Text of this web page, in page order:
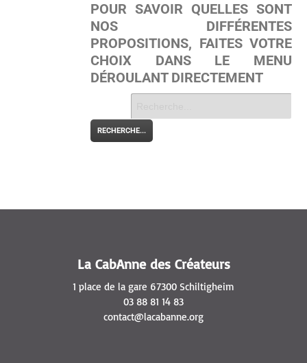
POUR SAVOIR QUELLES SONT
NOS DIFFÉRENTES
PROPOSITIONS, FAITES VOTRE
CHOIX DANS LE MENU
DÉROULANT DIRECTEMENT
La CabAnne des Créateurs
1 place de la gare 67300 Schiltigheim
03 88 81 14 83
contact@lacabanne.org